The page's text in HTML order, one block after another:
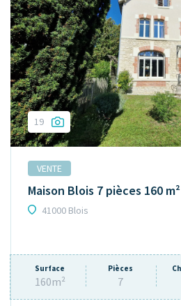
19
VENTE
Maison Blois 7 pièces 160 m²
41000 Blois
Surface
160m²
Pièces
7